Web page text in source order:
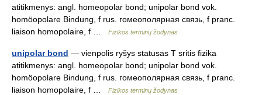
atitikmenys: angl. homeopolar bond; unipolar bond vok.
homöopolare Bindung, f rus. гомеополярная связь, f pranc.
liaison homopolaire, f …
Fizikos terminų žodynas
unipolar bond — vienpolis ryšys statusas T sritis fizika
atitikmenys: angl. homeopolar bond; unipolar bond vok.
homöopolare Bindung, f rus. гомеополярная связь, f pranc.
liaison homopolaire, f …
Fizikos terminų žodynas